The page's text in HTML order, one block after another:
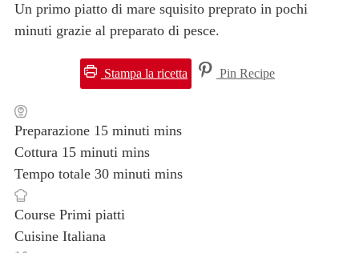
Un primo piatto di mare squisito preprato in pochi
minuti grazie al preparato di pesce.
Stampa la ricetta Pin Recipe
Preparazione 15 minuti mins
Cottura 15 minuti mins
Tempo totale 30 minuti mins
Course Primi piatti
Cuisine Italiana